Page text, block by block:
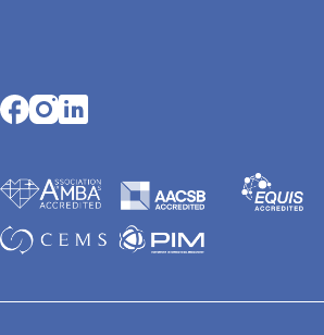
Opens in a new tab
Opens in a new tab
Opens in a new tab